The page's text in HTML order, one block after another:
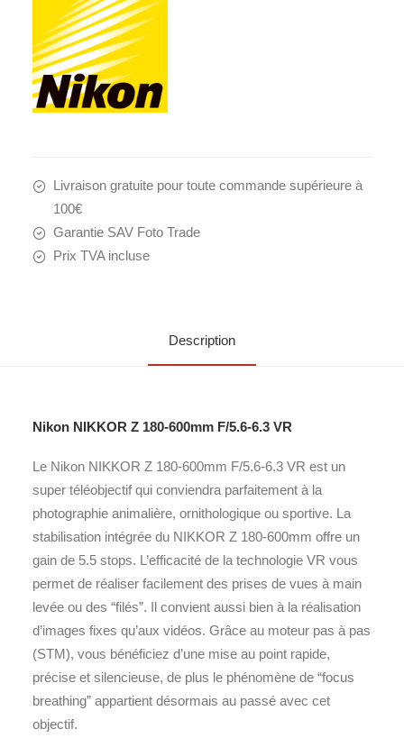
Livraison gratuite pour toute commande supérieure à
100€
Garantie SAV Foto Trade
Prix TVA incluse
Description
Nikon NIKKOR Z 180-600mm F/5.6-6.3 VR
Le Nikon NIKKOR Z 180-600mm F/5.6-6.3 VR est un
super téléobjectif qui conviendra parfaitement à la
photographie animalière, ornithologique ou sportive. La
stabilisation intégrée du NIKKOR Z 180-600mm offre un
gain de 5.5 stops. L’efficacité de la technologie VR vous
permet de réaliser facilement des prises de vues à main
levée ou des “filés”. Il convient aussi bien à la réalisation
d’images fixes qu’aux vidéos. Grâce au moteur pas à pas
(STM), vous bénéficiez d’une mise au point rapide,
précise et silencieuse, de plus le phénomène de “focus
breathing” appartient désormais au passé avec cet
objectif.